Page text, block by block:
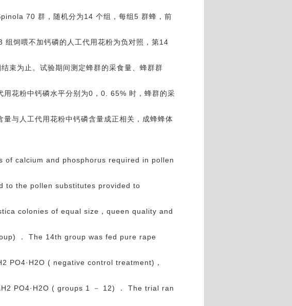
70 群，随机分为14 个组，每组5 群蜂，前
组饲喂不加钙磷的人工代用花粉为负对照，第14
束为止。试验期间测定蜂群的采食量、蜂群群
花粉中钙磷水平分别为0，0. 65% 时，蜂群的采
与人工代用花粉中钙磷含量成正相关，成蜂蜂体
calcium and phosphorus required in pollen
to the pollen substitutes provided to
colonies of equal size，queen quality and
． The 14th group was fed pure rape
PO4·H2O ( negative control treatment)，
PO4·H2O ( groups 1 － 12) ． The trial ran